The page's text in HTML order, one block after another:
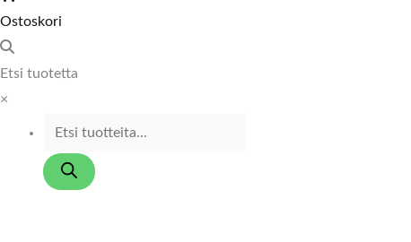
Ostoskori
Etsi tuotetta
×